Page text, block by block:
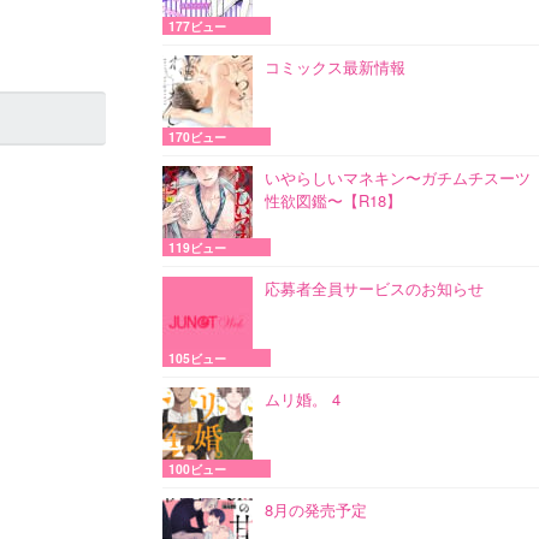
177ビュー
コミックス最新情報
170ビュー
いやらしいマネキン〜ガチムチスーツ
性欲図鑑〜【R18】
119ビュー
応募者全員サービスのお知らせ
105ビュー
ムリ婚。 4
100ビュー
8月の発売予定